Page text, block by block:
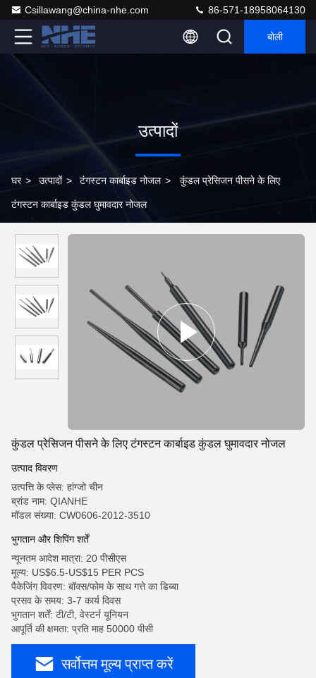
Csillawang@china-nhe.com 86-571-18958064130
बोली
उत्पादों
घर > उत्पादों > टंगस्टन कार्बाइड नोजल > कुंडल प्रेसिजन पीसने के लिए
टंगस्टन कार्बाइड कुंडल घुमावदार नोजल
कुंडल प्रेसिजन पीसने के लिए टंगस्टन कार्बाइड कुंडल घुमावदार नोजल
उत्पाद विवरण
उत्पत्ति के प्लेस: हांग्जो चीन
ब्रांड नाम: QIANHE
मॉडल संख्या: CW0606-2012-3510
भुगतान और शिपिंग शर्तें
न्यूनतम आदेश मात्रा: 20 पीसीएस
मूल्य: US$6.5-US$15 PER PCS
पैकेजिंग विवरण: बॉक्स/फोम के साथ गत्ते का डिब्बा
प्रसव के समय: 3-7 कार्य दिवस
भुगतान शर्तें: टी/टी, वेस्टर्न यूनियन
आपूर्ति की क्षमता: प्रति माह 50000 पीसी
सर्वोत्तम मूल्य प्राप्त करें